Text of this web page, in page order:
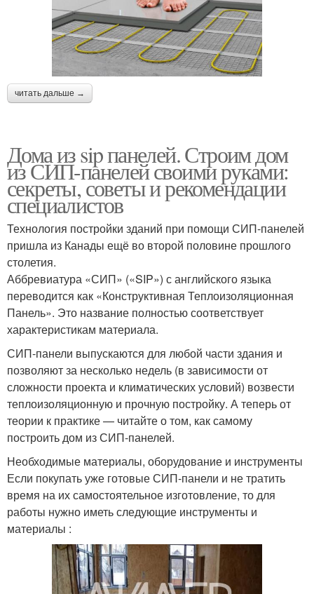
читать дальше →
Дома из sip панелей. Строим дом
из СИП-панелей своими руками:
секреты, советы и рекомендации
специалистов
Технология постройки зданий при помощи СИП-панелей
пришла из Канады ещё во второй половине прошлого
столетия.
Аббревиатура «СИП» («SIP») с английского языка
переводится как «Конструктивная Теплоизоляционная
Панель». Это название полностью соответствует
характеристикам материала.
СИП-панели выпускаются для любой части здания и
позволяют за несколько недель (в зависимости от
сложности проекта и климатических условий) возвести
теплоизоляционную и прочную постройку. А теперь от
теории к практике — читайте о том, как самому
построить дом из СИП-панелей.
Необходимые материалы, оборудование и инструменты
Если покупать уже готовые СИП-панели и не тратить
время на их самостоятельное изготовление, то для
работы нужно иметь следующие инструменты и
материалы :